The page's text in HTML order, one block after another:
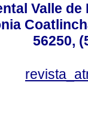
Valle
56250,